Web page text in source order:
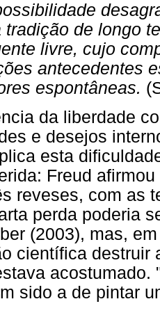
tradição de longo
livre, cujo
antecedentes
espontâneas.
da liberdade
e desejos
esta
Freud
reveses, com as
perda poderia
(2003), mas,
científica destruir
acostumado.
sido a de pintar